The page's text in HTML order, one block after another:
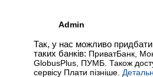
Admin
Так, у нас можливо придбати
таких банків: ПриватБанк,
GlobusPlus, ПУМБ. Також
сервісу Плати пізніше.